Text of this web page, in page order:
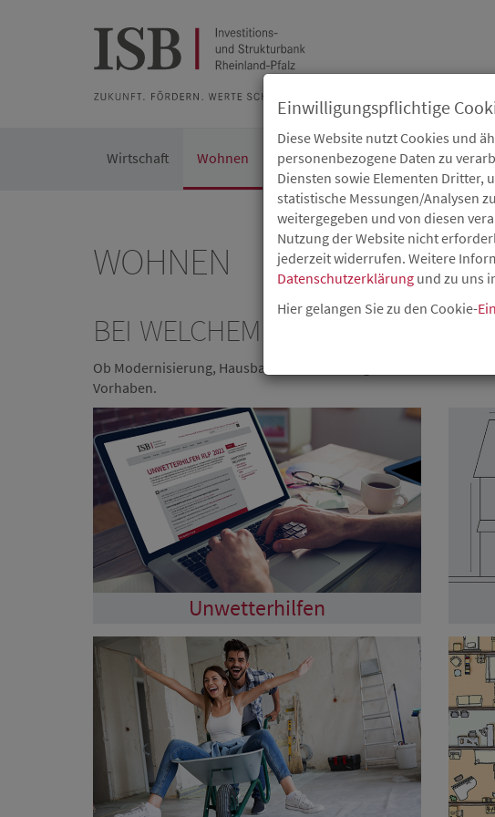
Wirtschaft Wohnen Kommunal Die ISB Karriere
WOHNEN
BEI WELCHEM VORHABEN
Ob Modernisierung, Hausbau oder Schaffung von Sozialem
Vorhaben.
Unwetterhilfen
Einwilligungspflichtige
Diese Website nutzt Cookies und
personenbezogene Daten zu
Diensten sowie Elementen Dritter,
statistische Messungen/Analysen
weitergegeben und von diesen
Nutzung der Website nicht
jederzeit widerrufen. Weitere
Datenschutzerklärung und zu uns
Hier gelangen Sie zu den Cookie-